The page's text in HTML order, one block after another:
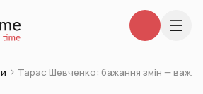
Тарас Шевченко: бажання змін —